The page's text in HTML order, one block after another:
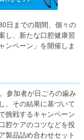
日までの期間、個々の
し、新たな口腔健康習
ンペーン」を開催しま
参加者が日ごろの歯み
、その結果に基づいて
挑戦するキャンペーン
腔ケアのコツなどを投
製品詰め合わせセット